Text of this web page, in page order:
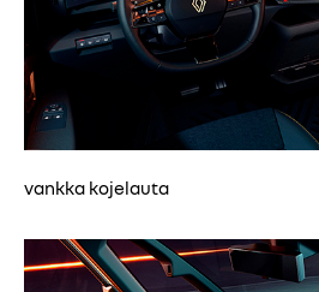
vankka kojelauta